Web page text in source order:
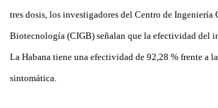
tres dosis, los investigadores del Centro de Ingeniería
Biotecnología (CIGB) señalan que la efectividad del
La Habana tiene una efectividad de 92,28 % frente a
sintomática.